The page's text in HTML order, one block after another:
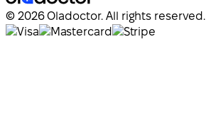
© 2026 Oladoctor. All rights reserved.